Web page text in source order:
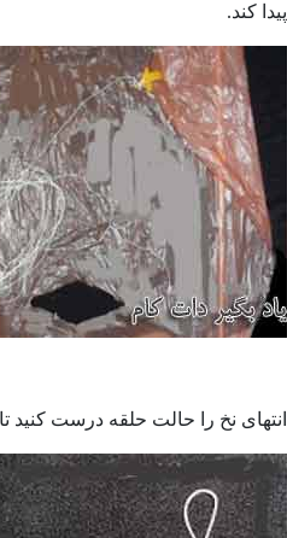
پیدا کند.
انتهای نخ را حالت حلقه درست کنید